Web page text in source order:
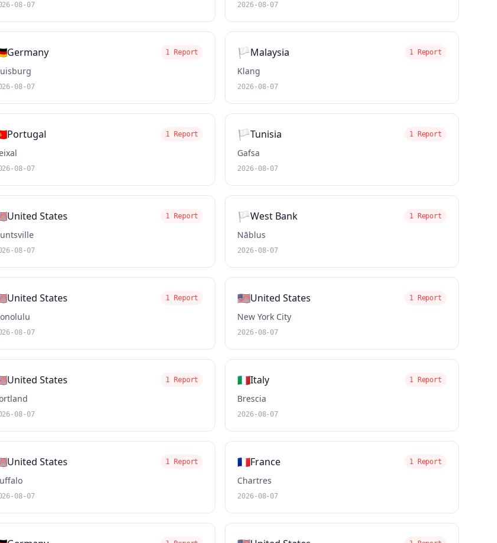
08-07 2026-08-07
Germany 1 Report
08-07
🏳️Malaysia 1 Report
Klang
2026-08-07
Portugal 1 Report
08-07
🏳️Tunisia 1 Report
Gafsa
2026-08-07
United States 1 Report
08-07
🏳️West Bank 1 Report
Nāblus
2026-08-07
United States 1 Report
08-07
🇺🇸United States 1 Report
New York City
2026-08-07
United States 1 Report
08-07
🇮🇹Italy 1 Report
Brescia
2026-08-07
United States 1 Report
08-07
🇫🇷France 1 Report
Chartres
2026-08-07